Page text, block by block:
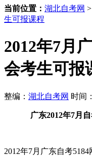
当前位置： 湖北自考网 >
生可报课程
2012年7月
会考生可报
整编： 湖北自考网 时间
广东2012年7月
2012年7月广东自考